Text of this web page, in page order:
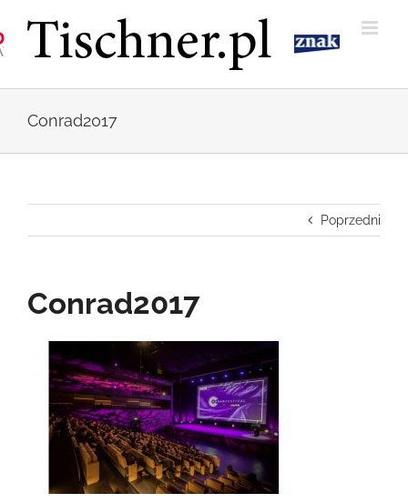
zawartości
Conrad2017
Poprzedni
Conrad2017